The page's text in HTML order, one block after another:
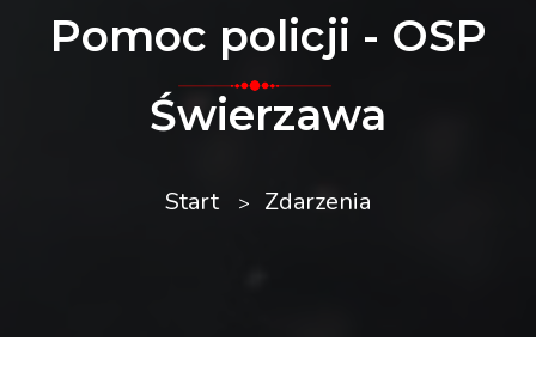
Pomoc policji - OSP
Świerzawa
Start Zdarzenia